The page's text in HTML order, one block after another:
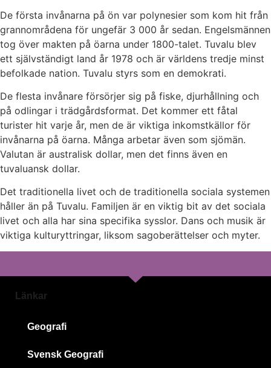
De första invånarna på ön var polynesier som kom hit från
grannområdena för ungefär 3 000 år sedan. Engelsmännen
tog över makten på öarna under 1800-talet. Tuvalu blev
ett självständigt land år 1978 och är världens tredje minst
befolkade nation. Tuvalu styrs som en demokrati.
De flesta invånare försörjer sig på fiske, djurhållning och
på odlingar i trädgårdsformat. Det kommer ett fåtal
turister hit varje år, men de är viktiga inkomstkällor för
invånarna på öarna. Många arbetar även som sjömän.
Valutan är australisk dollar, men det finns även en
tuvaluansk dollar.
Det traditionella livet och de traditionella sociala systemen
håller än på Tuvalu. Familjen är en viktig bit av det sociala
livet och alla har sina specifika sysslor. Dans och musik är
viktiga kulturyttringar, liksom sagoberättelser och myter.
Länkar
Geografi
Svensk Geografi